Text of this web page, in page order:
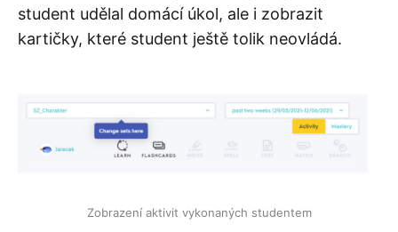
student udělal domácí úkol, ale i zobrazit
kartičky, které student ještě tolik neovládá.
Zobrazení aktivit vykonaných studentem